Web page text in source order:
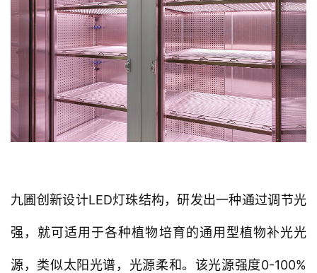
九圃创新设计LED灯珠结构，研发出一种通过调节光
强，就可适用于各种植物培育的通用型植物补光光
源，类似太阳光谱，光源柔和。该光源强度0-100%